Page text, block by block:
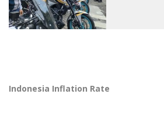
Indonesia Inflation Rate